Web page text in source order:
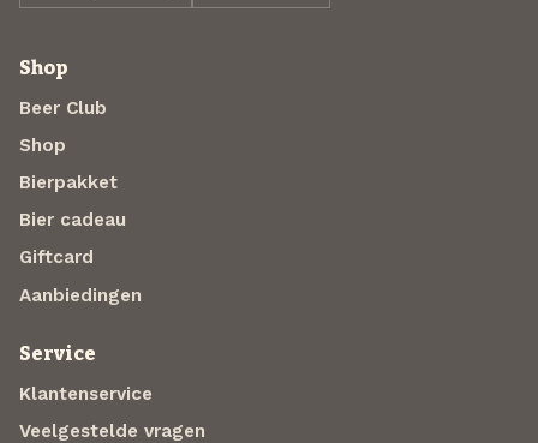
Shop
Beer Club
Shop
Bierpakket
Bier cadeau
Giftcard
Aanbiedingen
Service
Klantenservice
Veelgestelde vragen